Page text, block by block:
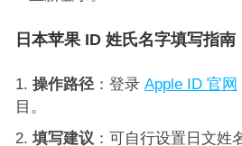
日本苹果 ID 姓氏名字填写指南
操作路径：登录 Apple ID 官网
目。
填写建议 ：可自行设置日文姓